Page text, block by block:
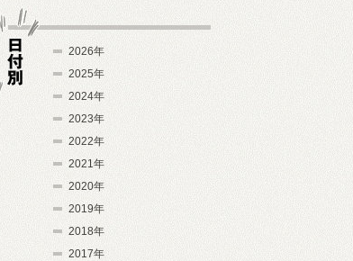
2026年
2025年
2024年
2023年
2022年
2021年
2020年
2019年
2018年
2017年